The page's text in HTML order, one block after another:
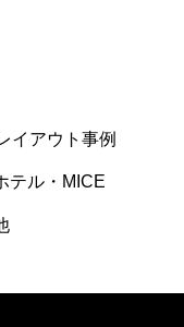
イアウト事例
テル・MICE